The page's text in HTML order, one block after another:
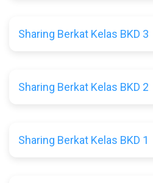
Sharing Berkat Kelas BKD 3
Sharing Berkat Kelas BKD 2
Sharing Berkat Kelas BKD 1